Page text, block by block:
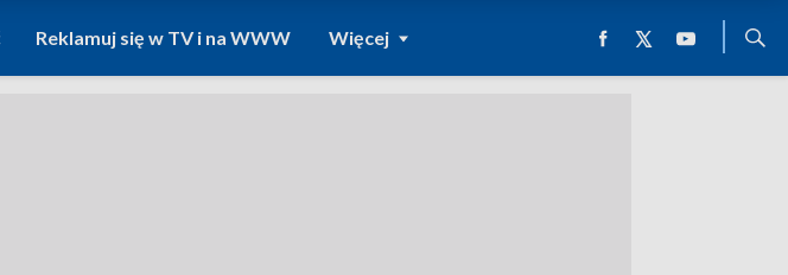
Reklamuj się w TV i na WWW Więcej